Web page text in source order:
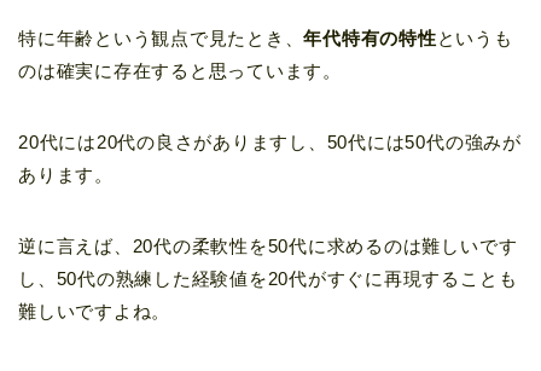
特に年齢という観点で見たとき、年代特有の特性というも
のは確実に存在すると思っています。
20代には20代の良さがありますし、50代には50代の強みが
あります。
逆に言えば、20代の柔軟性を50代に求めるのは難しいです
し、50代の熟練した経験値を20代がすぐに再現することも
難しいですよね。